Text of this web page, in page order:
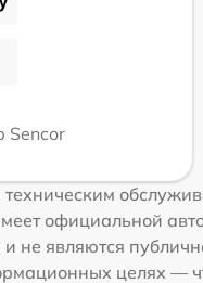
Sencor
официальной
не являются
целях —